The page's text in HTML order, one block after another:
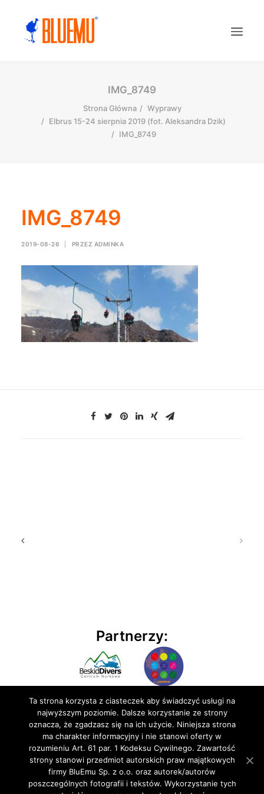
IMG_8749
Strona Główna
Wyprawy
Elbrus 15-24 sierpnia 2019 (fot. Aleksandra Dzik)
IMG_8749
IMG_8749
2019-08-26 PRZEZ ADMINKA
Partnerzy:
© 2020 BluEmu sp. z o.o. Wszelkie prawa zastrzeżone
Ta strona korzysta z ciasteczek aby świadczyć usługi na
najwyższym poziomie. Dalsze korzystanie ze strony
oznacza, że zgadzasz się na ich użycie. Niniejsza strona
ma charakter informacyjny i nie stanowi oferty w
rozumieniu Art. 61 par. 1 Kodeksu Cywilnego. Zawartość
strony stanowi przedmiot autorskich praw majątkowych
firmy BluEmu Sp. z o.o. oraz autorek/autorów
poszczególnych fotografii i tekstów. Wykorzystanie tych